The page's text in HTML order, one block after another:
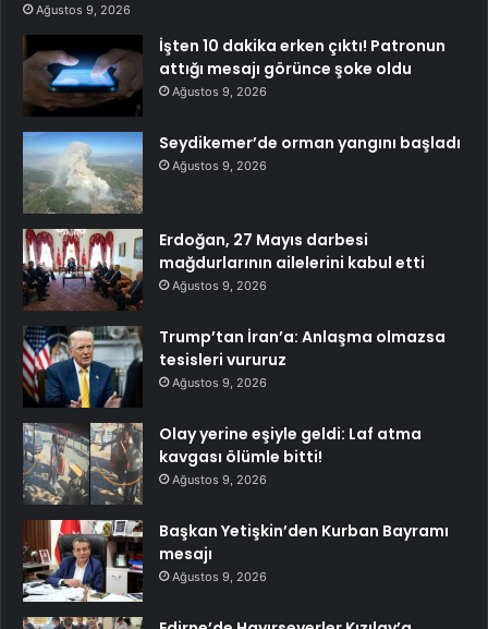
Ağustos 9, 2026
İşten 10 dakika erken çıktı! Patronun
attığı mesajı görünce şoke oldu
Ağustos 9, 2026
Seydikemer’de orman yangını başladı
Ağustos 9, 2026
Erdoğan, 27 Mayıs darbesi
mağdurlarının ailelerini kabul etti
Ağustos 9, 2026
Trump’tan İran’a: Anlaşma olmazsa
tesisleri vururuz
Ağustos 9, 2026
Olay yerine eşiyle geldi: Laf atma
kavgası ölümle bitti!
Ağustos 9, 2026
Başkan Yetişkin’den Kurban Bayramı
mesajı
Ağustos 9, 2026